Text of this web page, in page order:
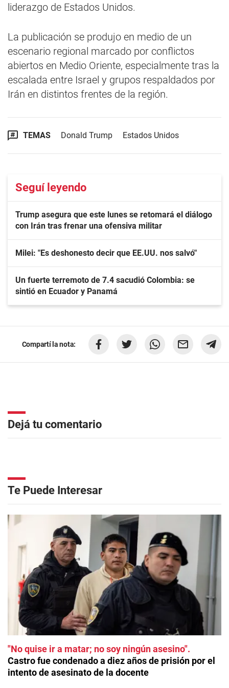
liderazgo de Estados Unidos.
La publicación se produjo en medio de un
escenario regional marcado por conflictos
abiertos en Medio Oriente, especialmente tras la
escalada entre Israel y grupos respaldados por
Irán en distintos frentes de la región.
TEMAS Donald Trump Estados Unidos
Seguí leyendo
Trump asegura que este lunes se retomará el diálogo
con Irán tras frenar una ofensiva militar
Milei: "Es deshonesto decir que EE.UU. nos salvó"
Un fuerte terremoto de 7.4 sacudió Colombia: se
sintió en Ecuador y Panamá
Compartí la nota:
Dejá tu comentario
Te Puede Interesar
"No quise ir a matar; no soy ningún asesino"
Castro fue condenado a diez años de prisión por el
intento de asesinato de la docente